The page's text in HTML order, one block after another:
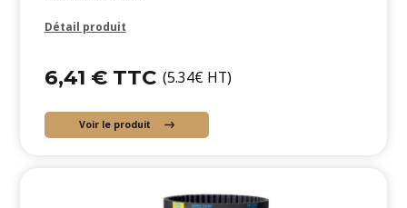
Détail produit
6,41 € TTC (5.34€ HT)
Voir le produit